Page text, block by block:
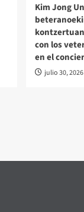
Kim Jong
con los
en el
julio 30, 2026